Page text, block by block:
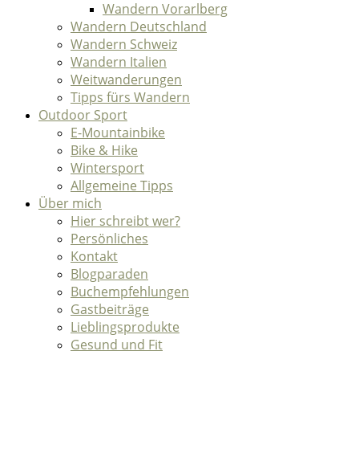
Wandern Vorarlberg
Wandern Deutschland
Wandern Schweiz
Wandern Italien
Weitwanderungen
Tipps fürs Wandern
Outdoor Sport
E-Mountainbike
Bike & Hike
Wintersport
Allgemeine Tipps
Über mich
Hier schreibt wer?
Persönliches
Kontakt
Blogparaden
Buchempfehlungen
Gastbeiträge
Lieblingsprodukte
Gesund und Fit